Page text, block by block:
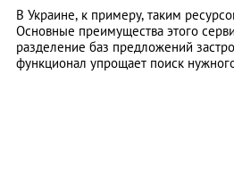
В Украине, к примеру, таким
Основные преимущества этого
разделение баз предложений
функционал упрощает поиск